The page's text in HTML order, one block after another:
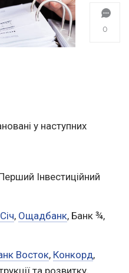
0
у наступних
Інвестиційний
, Ощадбанк, Банк ¾,
Восток, Конкорд,